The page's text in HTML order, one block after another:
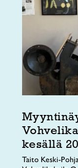
kesällä
Taito Keski-